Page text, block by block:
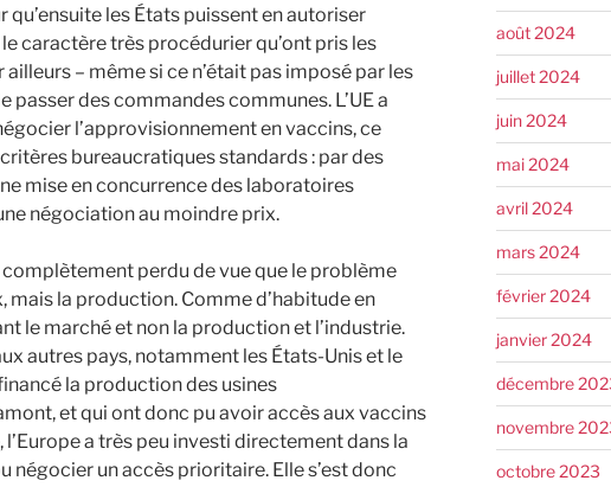
qu’ensuite les États puissent en autoriser
le caractère très procédurier qu’ont pris les
– même si ce n’était pas imposé par les
passer des commandes communes. L’UE a
l’approvisionnement en vaccins, ce
bureaucratiques standards : par des
mise en concurrence des laboratoires
négociation au moindre prix.
complètement perdu de vue que le problème
mais la production. Comme d’habitude en
le marché et non la production et l’industrie.
autres pays, notamment les États-Unis et le
la production des usines
et qui ont donc pu avoir accès aux vaccins
a très peu investi directement dans la
négocier un accès prioritaire. Elle s’est donc
août 2024
juillet 2024
juin 2024
mai 2024
avril 2024
mars 2024
février 2024
janvier 2024
décembre
novembre
octobre 2023